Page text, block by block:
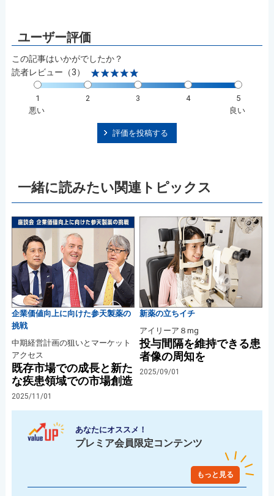
この記事はいかがでしたか？
読者レビュー（3）
1 2 3 4
5
悪い
良い
評価を投稿する
一緒に読みたい関連トピックス
企業価値向上に向けた参天製薬の
挑戦
中期経営計画の狙いとマーケット
アクセス
既存市場での成長と新た
な疾患領域での市場創造
2025/11/01
新薬の立ちイチ
アイリーア８mg
投与間隔を維持できる患
者像の周知を
2025/09/01
あなたにオススメ！
プレミア会員限定コンテンツ
もっと見る